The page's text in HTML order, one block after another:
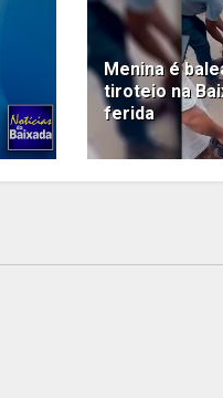
Menina é
tiroteio na
ferida